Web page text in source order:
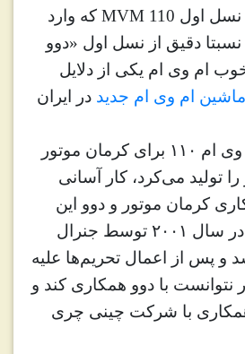
MVM 110 که وارد
دقیق از نسل اول «دوو
ام وی ام یکی از دلایل
ام وی ام جدید در ایران
مونتاژ و فروش ام وی ام ۱۱۰ برای کرمان موتور
را تولید می‌کرد، کار آسانی
کرمان موتور و دوو این
بود که کمپانی دوو در سال ۲۰۰۱ توسط جنرال
و پس از اعمال تحریم‌ها علیه
نتوانست با دوو همکاری کند و
با شرکت چینی چری